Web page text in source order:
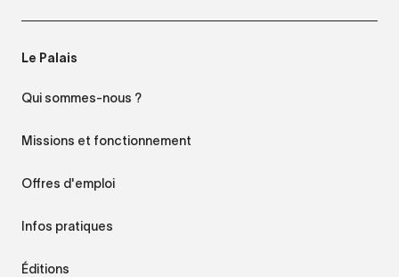
Le Palais
Qui sommes-nous ?
Missions et fonctionnement
Offres d'emploi
Infos pratiques
Éditions